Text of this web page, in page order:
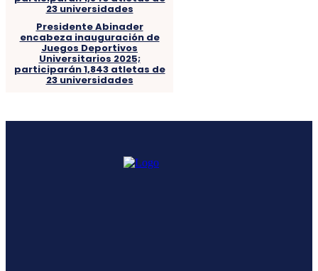
Presidente Abinader
encabeza inauguración de
Juegos Deportivos
Universitarios 2025;
participarán 1,843 atletas de
23 universidades